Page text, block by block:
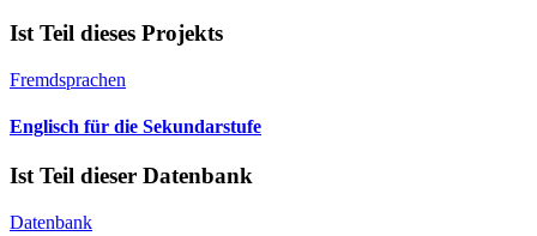
Ist Teil dieses Projekts
Fremdsprachen
Englisch für die Sekundarstufe
Ist Teil dieser Datenbank
Datenbank